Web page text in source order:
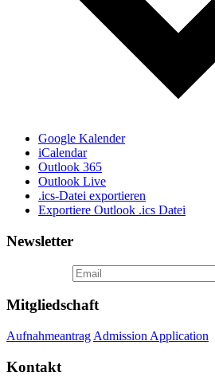
Google Kalender
iCalendar
Outlook 365
Outlook Live
.ics-Datei exportieren
Exportiere Outlook .ics Datei
Newsletter
Mitgliedschaft
Aufnahmeantrag Admission Application
Kontakt